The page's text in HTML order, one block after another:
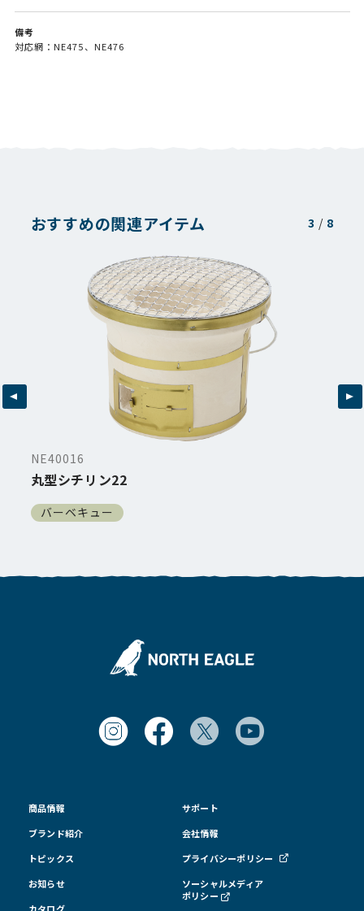
備考
対応網：NE475、NE476
おすすめの関連アイテム 3 / 8
NE40016
丸型シチリン22
バーベキュー
商品情報
ブランド紹介
トピックス
お知らせ
サポート
会社情報
プライバシーポリシー
ソーシャルメディア
ポリシー